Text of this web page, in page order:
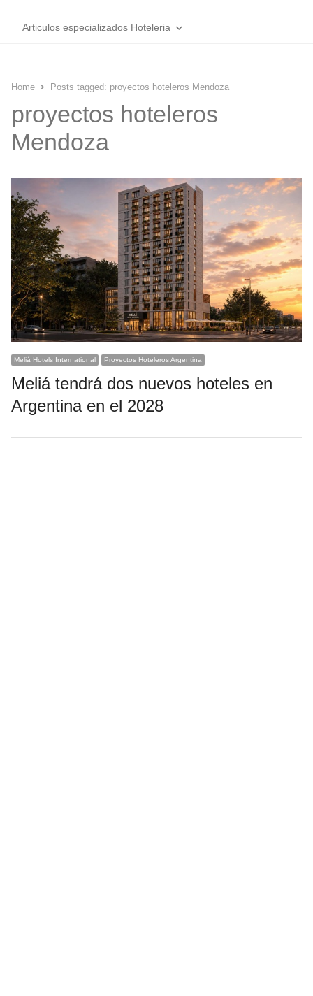
Articulos especializados Hoteleria
Home Posts tagged: proyectos hoteleros Mendoza
proyectos hoteleros
Mendoza
Meliá Hotels International Proyectos Hoteleros Argentina
Meliá tendrá dos nuevos hoteles en
Argentina en el 2028